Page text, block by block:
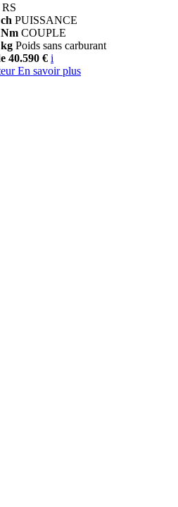
PUISSANCE
COUPLE
Poids sans carburant
40.590 € i
En savoir plus